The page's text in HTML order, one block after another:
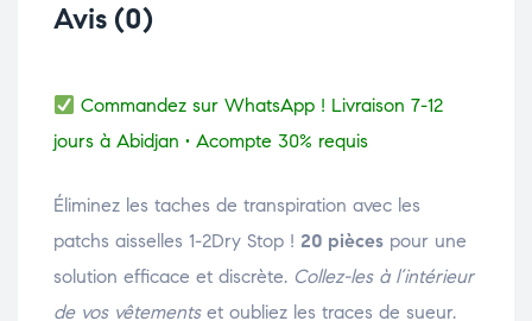
Avis (0)
Commandez sur WhatsApp ! Livraison 7-12
jours à Abidjan • Acompte 30% requis
Éliminez les taches de transpiration avec les
patchs aisselles 1-2Dry Stop ! 20 pièces pour une
solution efficace et discrète. Collez-les à l’intérieur
de vos vêtementset oubliez les traces de sueur.